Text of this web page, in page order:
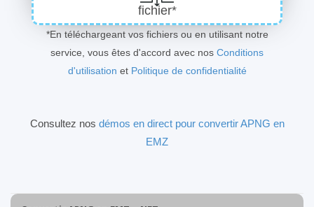
fichier*
*En téléchargeant vos fichiers ou en utilisant notre
service, vous êtes d'accord avec nos Conditions
d'utilisation et Politique de confidentialité
Consultez nos démos en direct pour convertir APNG en
EMZ